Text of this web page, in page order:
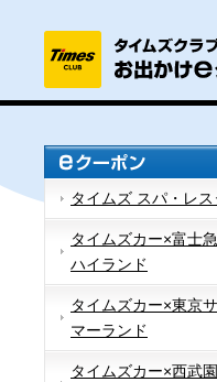
タイムズ スパ・レス
タイムズカー×富士急
ハイランド
タイムズカー×東京サ
マーランド
タイムズカー×西武園